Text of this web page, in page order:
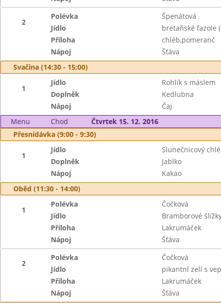
2
Polévka
Špenátová
Jídlo
bretaňské fazole
Příloha
chléb,pomeranč
Nápoj
Šťáva
Svačina (14:30 - 15:00)
1
Jídlo
Rohlík s máslem
Doplněk
Kedlubna
Nápoj
Čaj
Menu
Chod
Čtvrtek 15. 12. 2016
Přesnídávka (9:00 - 9:30)
1
Jídlo
Slunečnicový
Doplněk
Jablko
Nápoj
Kakao
Oběd (11:30 - 14:00)
1
Polévka
Čočková
Jídlo
Bramborové
Příloha
Lakrumáček
Nápoj
Šťáva
2
Polévka
Čočková
Jídlo
pikantní zelí s
Příloha
Lakrumáček
Nápoj
Šťáva